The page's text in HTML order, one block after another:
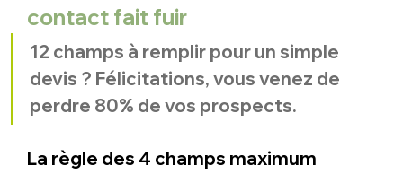
contact fait fuir
12 champs à remplir pour un simple
devis ? Félicitations, vous venez de
perdre 80% de vos prospects.
La règle des 4 champs maximum